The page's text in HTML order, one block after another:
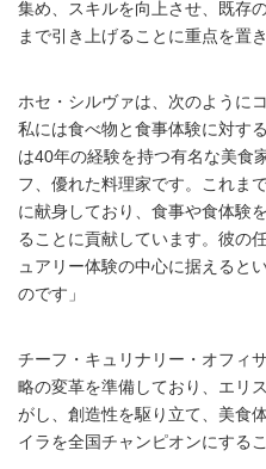
集め、スキルを向上させ、既存
まで引き上げることに重点を置き
ホセ・シルヴァは、次のように
私には食べ物と食事体験に対す
は40年の経験を持つ有名な美食
フ、優れた料理家です。これま
に献身しており、食事や食体験
ることに貢献しています。彼の
ュアリー体験の中心に据えると
のです」
チーフ・キュリナリー・オフィ
略の変革を準備しており、エリ
がし、創造性を駆り立て、美食
イラを全国チャンピオンにする